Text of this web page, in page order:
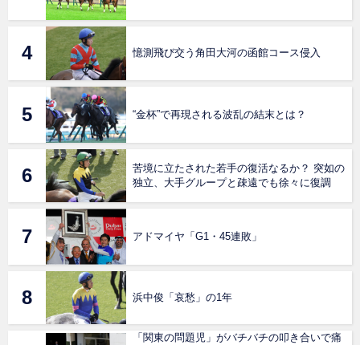
憶測飛び交う角田大河の函館コース侵入
“金杯”で再現される波乱の結末とは？
苦境に立たされた若手の復活なるか？ 突如の
独立、大手グループと疎遠でも徐々に復調
アドマイヤ「G1・45連敗」
浜中俊「哀愁」の1年
「関東の問題児」がバチバチの叩き合いで痛